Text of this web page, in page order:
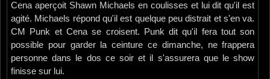
Cena aperçoit Shawn Michaels en coulisses et lui dit qu'il est
agité. Michaels répond qu'il est quelque peu distrait et s'en va.
CM Punk et Cena se croisent. Punk dit qu'il fera tout son
possible pour garder la ceinture ce dimanche, ne frappera
personne dans le dos ce soir et il s'assurera que le show
finisse sur lui.